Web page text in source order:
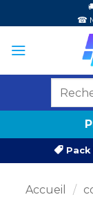
au
contenu
☎
Pack
Accueil /